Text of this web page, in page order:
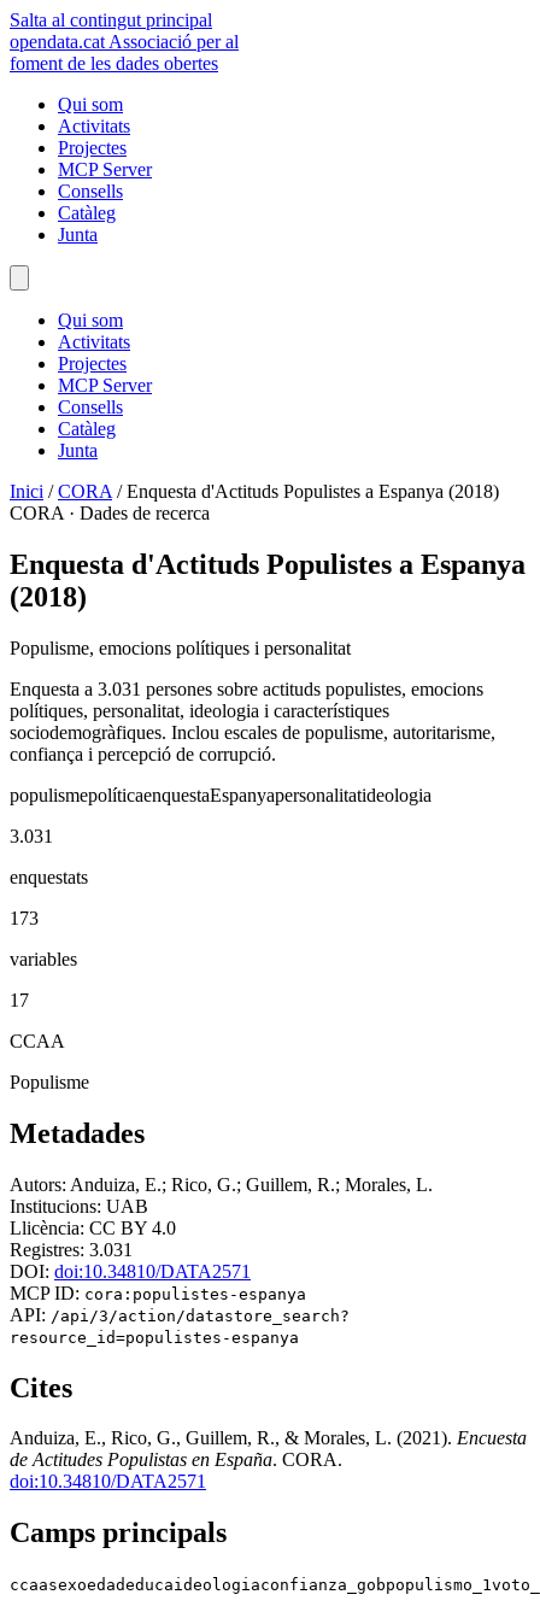
Salta al contingut principal
opendata.cat Associació per al
foment de les dades obertes
Qui som
Activitats
Projectes
MCP Server
Consells
Catàleg
Junta
Qui som
Activitats
Projectes
MCP Server
Consells
Catàleg
Junta
Inici / CORA / Enquesta d'Actituds Populistes a Espanya (2018)
CORA · Dades de recerca
Enquesta d'Actituds Populistes a Espanya
(2018)
Populisme, emocions polítiques i personalitat
Enquesta a 3.031 persones sobre actituds populistes, emocions
polítiques, personalitat, ideologia i característiques
sociodemogràfiques. Inclou escales de populisme, autoritarisme,
confiança i percepció de corrupció.
populismepolíticaenquestaEspanyapersonalitatideologia
3.031
enquestats
173
variables
17
CCAA
Populisme
Metadades
Autors: Anduiza, E.; Rico, G.; Guillem, R.; Morales, L.
Institucions: UAB
Llicència: CC BY 4.0
Registres: 3.031
DOI: doi:10.34810/DATA2571
MCP ID: cora:populistes-espanya
API: /api/3/action/datastore_search?
resource_id=populistes-espanya
Cites
Anduiza, E., Rico, G., Guillem, R., & Morales, L. (2021). Encuesta
de Actitudes Populistas en España. CORA.
doi:10.34810/DATA2571
Camps principals
ccaasexoedadeducaideologiaconfianza_gobpopulismo_1